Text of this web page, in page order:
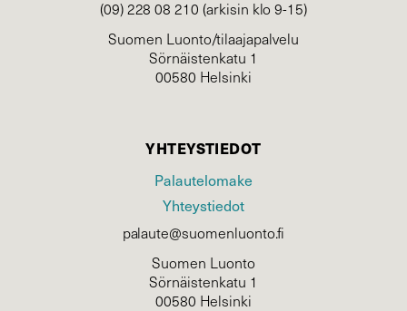
(09) 228 08 210 (arkisin klo 9-15)
Suomen Luonto/tilaajapalvelu
Sörnäistenkatu 1
00580 Helsinki
YHTEYSTIEDOT
Palautelomake
Yhteystiedot
palaute@suomenluonto.fi
Suomen Luonto
Sörnäistenkatu 1
00580 Helsinki